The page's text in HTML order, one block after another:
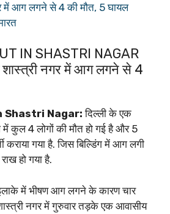
में आग लगने से 4 की मौत, 5 घायल
IN SHASTRI NAGAR
शास्त्री नगर में आग लगने से 4
Shastri Nagar: दिल्ली के एक
कुल 4 लोगों की मौत हो गई है और 5
कराया गया है. जिस बिल्डिंग में आग लगी
हो गया है.
में भीषण आग लगने के कारण चार
नगर में गुरुवार तड़के एक आवासीय